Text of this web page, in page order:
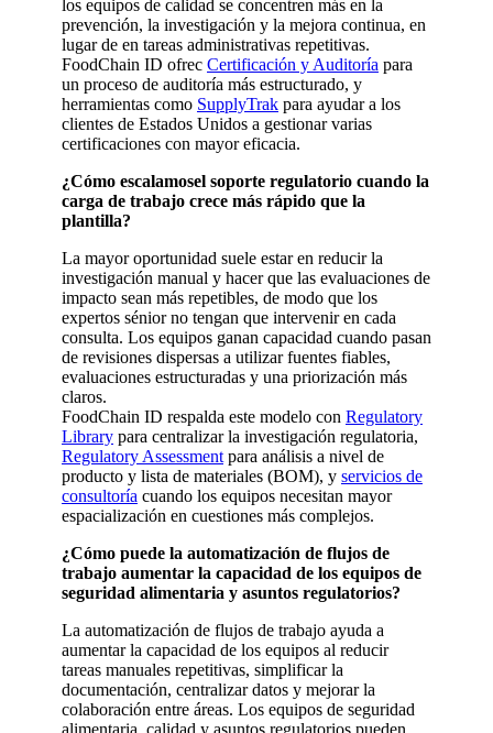
los equipos de calidad se concentren más en la
prevención, la investigación y la mejora continua, en
lugar de en tareas administrativas repetitivas.
FoodChain ID ofrec Certificación y Auditoría para
un proceso de auditoría más estructurado, y
herramientas como SupplyTrak para ayudar a los
clientes de Estados Unidos a gestionar varias
certificaciones con mayor eficacia.
¿Cómo escalamosel soporte regulatorio cuando la
carga de trabajo crece más rápido que la
plantilla?
La mayor oportunidad suele estar en reducir la
investigación manual y hacer que las evaluaciones de
impacto sean más repetibles, de modo que los
expertos sénior no tengan que intervenir en cada
consulta. Los equipos ganan capacidad cuando pasan
de revisiones dispersas a utilizar fuentes fiables,
evaluaciones estructuradas y una priorización más
claros.
FoodChain ID respalda este modelo con Regulatory
Library para centralizar la investigación regulatoria,
Regulatory Assessment para análisis a nivel de
producto y lista de materiales (BOM), y servicios de
consultoría cuando los equipos necesitan mayor
espacialización en cuestiones más complejos.
¿Cómo puede la automatización de flujos de
trabajo aumentar la capacidad de los equipos de
seguridad alimentaria y asuntos regulatorios?
La automatización de flujos de trabajo ayuda a
aumentar la capacidad de los equipos al reducir
tareas manuales repetitivas, simplificar la
documentación, centralizar datos y mejorar la
colaboración entre áreas. Los equipos de seguridad